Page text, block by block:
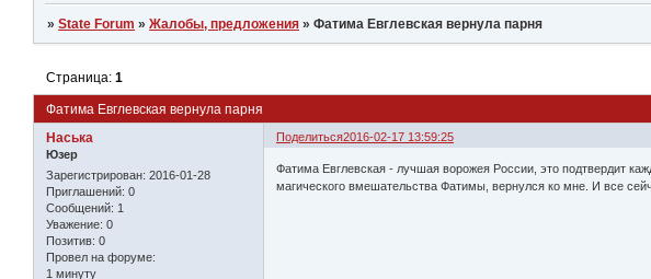
»State Forum »Жалобы, предложения »Фатима Евглевская вернула парня
Фатима Евглевская вернула парня
Страница:1
Поделиться2016-02-17 13:59:25
Наська
Юзер
Зарегистрирован: 2016-01-28
Приглашений: 0
Сообщений: 1
Уважение: 0
Позитив: 0
Провел на форуме:
1 минуту
Фатима Евглевская - лучшая ворожея России, это подтвердит
магического вмешательства Фатимы, вернулся ко мне. И все